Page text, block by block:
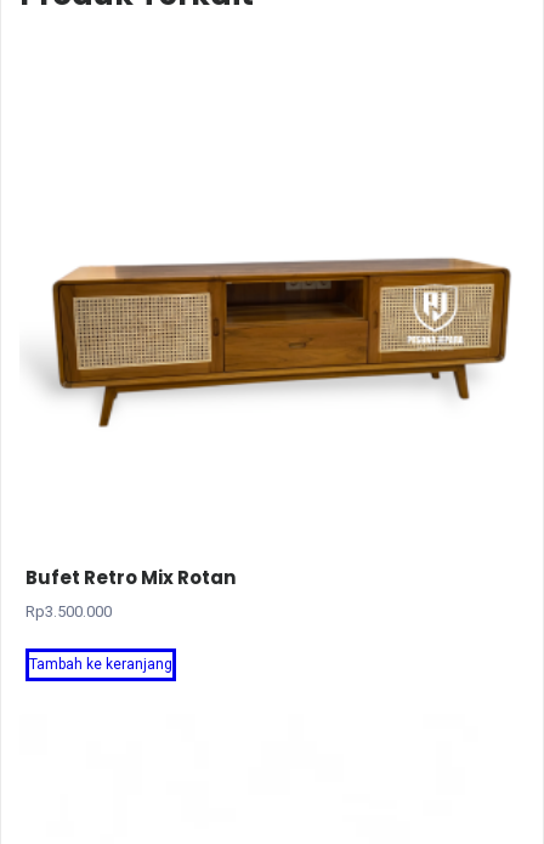
Bufet Retro Mix Rotan
Rp3.500.000
Tambah ke keranjang